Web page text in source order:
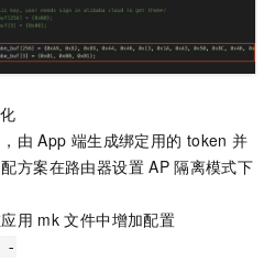
由 App 端生成绑定用的 token 并
方案在路由器设置 AP 隔离模式下
用 mk 文件中增加配置
-